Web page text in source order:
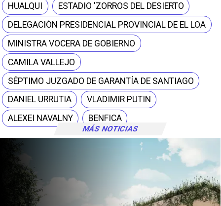
MÁS NOTICIAS
HUALQUI
ESTADIO 'ZORROS DEL DESIERTO
DELEGACIÓN PRESIDENCIAL PROVINCIAL DE EL LOA
MINISTRA VOCERA DE GOBIERNO
CAMILA VALLEJO
SÉPTIMO JUZGADO DE GARANTÍA DE SANTIAGO
DANIEL URRUTIA
VLADIMIR PUTIN
ALEXEI NAVALNY
BENFICA